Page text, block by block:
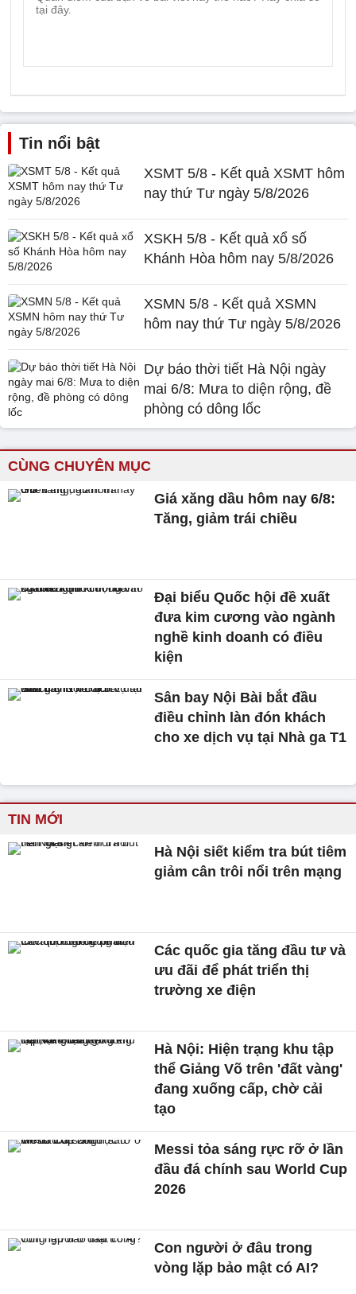
Tin nổi bật
XSMT 5/8 - Kết quả XSMT hôm
nay thứ Tư ngày 5/8/2026
XSKH 5/8 - Kết quả xổ số
Khánh Hòa hôm nay 5/8/2026
XSMN 5/8 - Kết quả XSMN
hôm nay thứ Tư ngày 5/8/2026
Dự báo thời tiết Hà Nội ngày
mai 6/8: Mưa to diện rộng, đề
phòng có dông lốc
CÙNG CHUYÊN MỤC
Giá xăng dầu hôm nay 6/8:
Tăng, giảm trái chiều
Đại biểu Quốc hội đề xuất
đưa kim cương vào ngành
nghề kinh doanh có điều
kiện
Sân bay Nội Bài bắt đầu
điều chỉnh làn đón khách
cho xe dịch vụ tại Nhà ga T1
TIN MỚI
Hà Nội siết kiểm tra bút tiêm
giảm cân trôi nổi trên mạng
Các quốc gia tăng đầu tư và
ưu đãi để phát triển thị
trường xe điện
Hà Nội: Hiện trạng khu tập
thể Giảng Võ trên 'đất vàng'
đang xuống cấp, chờ cải
tạo
Messi tỏa sáng rực rỡ ở lần
đầu đá chính sau World Cup
2026
Con người ở đâu trong
vòng lặp bảo mật có AI?